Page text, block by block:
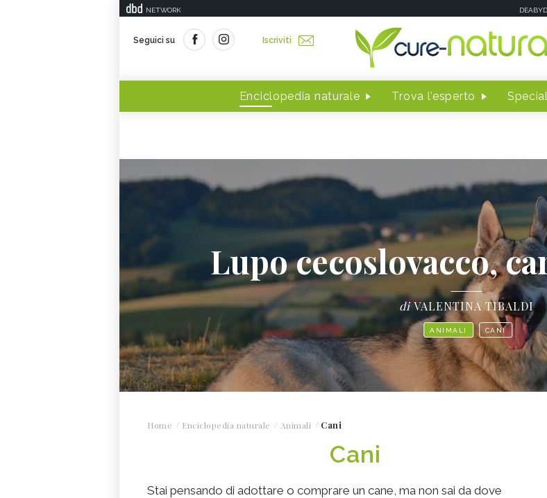
NETWORK
Seguici su Iscriviti
Enciclopedia naturale Trova l'esperto
Lupo cecoslovacco,
diVALENTINA TIBALDI
ANIMALI CANI
Home Enciclopedia naturale Animali Cani
Cani
Stai pensando di adottare o comprare un cane, ma non sai da dove